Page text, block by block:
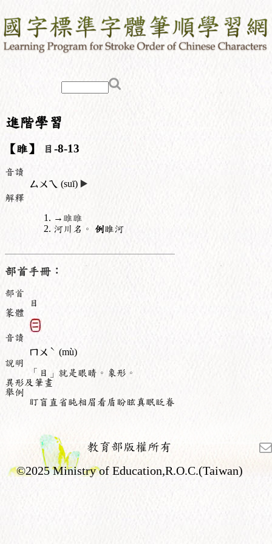
進階學習
【睢】 目 -8-13
音讀
ㄙㄨㄟ (suī) ▶️
解釋
→ 睢睢
河川名。 例睢河
部首手冊：
部首
目
篆體
音讀
ㄇㄨ ˋ (mù)
說明
「目」就是眼睛。象形。
異形及筆畫
舉例
盯盲直省盹相眉看盾盼眩真眠眨眷
教育部版權所有
©2025 Ministry of Education,R.O.C.(Taiwan)